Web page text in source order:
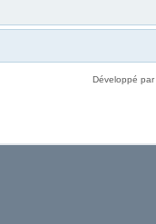
Développé par